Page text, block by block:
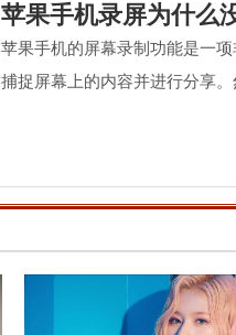
苹果手机录屏为什么
苹果手机的屏幕录制功能是一
捕捉屏幕上的内容并进行分享